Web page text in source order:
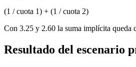
(1 / cuota 1) + (1 / cuota 2)
Con 3.25 y 2.60 la suma implícita queda
Resultado del escenario